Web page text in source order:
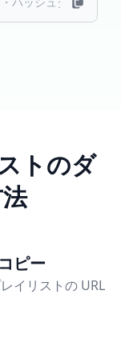
トのダ
ピー
イリストの URL